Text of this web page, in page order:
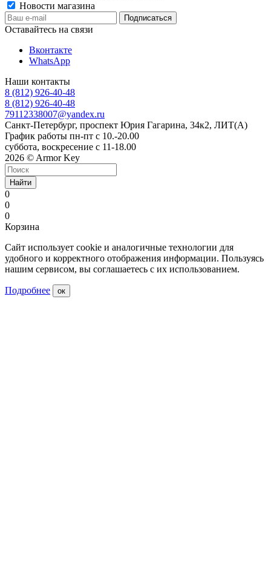
Новости магазина
Оставайтесь на связи
Вконтакте
WhatsApp
Наши контакты
8 (812) 926-40-48
8 (812) 926-40-48
79112338007@yandex.ru
Санкт-Петербург, проспект Юрия Гагарина, 34к2, ЛИТ(А)
График работы пн-пт с 10.-20.00
суббота, воскресение с 11-18.00
2026 © Armor Key
Найти
0
0
0
Корзина
Сайт использует cookie и аналогичные технологии для
удобного и корректного отображения информации. Пользуясь
нашим сервисом, вы соглашаетесь с их использованием.
Подробнее ок